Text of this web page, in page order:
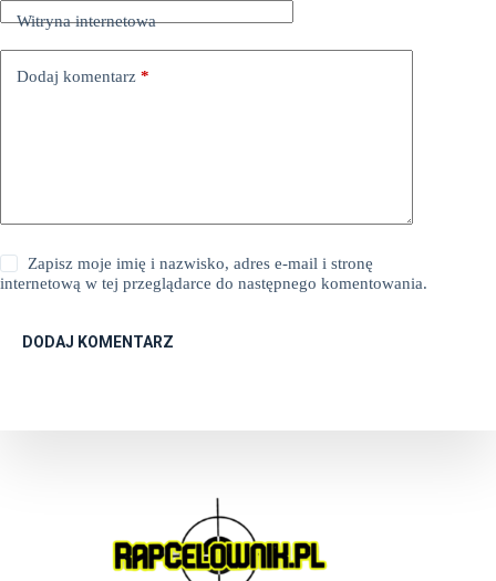
Witryna internetowa
Dodaj komentarz *
Zapisz moje imię i nazwisko, adres e-mail i stronę
internetową w tej przeglądarce do następnego komentowania.
DODAJ KOMENTARZ